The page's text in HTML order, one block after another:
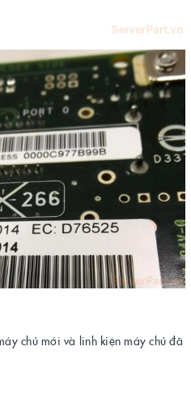
chủ mới và linh kiện máy chủ đã